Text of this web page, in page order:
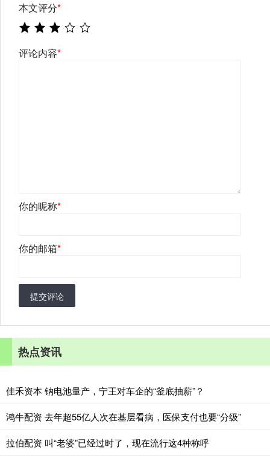
本文评分*
评论内容*
你的昵称*
你的邮箱*
提交评论
热点资讯
佳禾资本 钠电池量产，宁王对车企的“釜底抽薪”？
鸿牛配资 去年超55亿人次在基层看病，医保支付也要“分级”
拉伯配资 叫“老婆”已经过时了，现在流行这4种称呼